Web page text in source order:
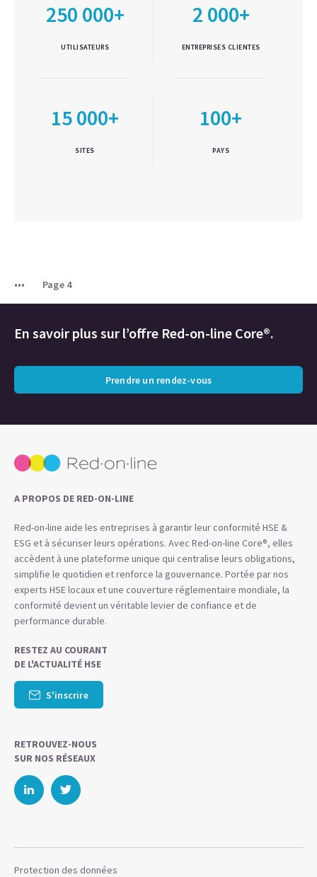
250 000+
UTILISATEURS
2 000+
ENTREPRISES CLIENTES
15 000+
SITES
100+
PAYS
Page 4
En savoir plus sur l’offre Red-on-line Core®.
Prendre un rendez-vous
A PROPOS DE RED-ON-LINE
Red-on-line aide les entreprises à garantir leur conformité HSE &
ESG et à sécuriser leurs opérations. Avec Red-on-line Core®, elles
accèdent à une plateforme unique qui centralise leurs obligations,
simplifie le quotidien et renforce la gouvernance. Portée par nos
experts HSE locaux et une couverture réglementaire mondiale, la
conformité devient un véritable levier de confiance et de
performance durable.
RESTEZ AU COURANT
DE L'ACTUALITÉ HSE
S'inscrire
RETROUVEZ-NOUS
SUR NOS RÉSEAUX
Protection des données